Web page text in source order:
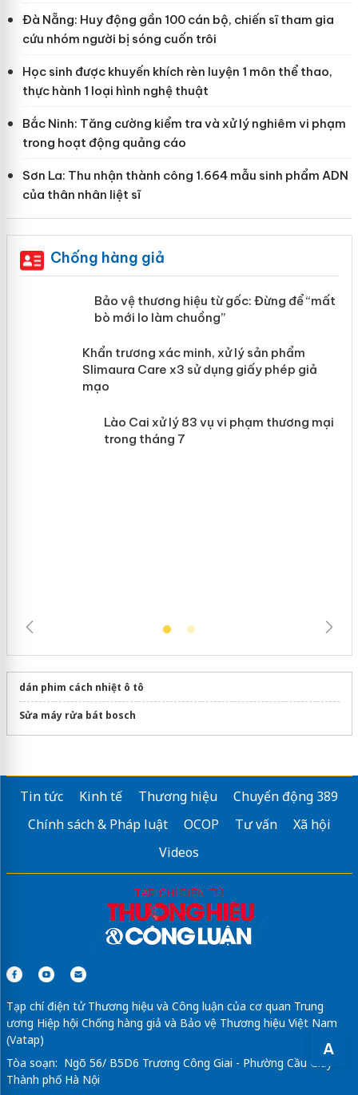
A
Đà Nẵng: Huy động gần 100 cán bộ, chiến sĩ tham gia
cứu nhóm người bị sóng cuốn trôi
Học sinh được khuyến khích rèn luyện 1 môn thể thao,
thực hành 1 loại hình nghệ thuật
Bắc Ninh: Tăng cường kiểm tra và xử lý nghiêm vi phạm
trong hoạt động quảng cáo
Sơn La: Thu nhận thành công 1.664 mẫu sinh phẩm ADN
của thân nhân liệt sĩ
Chống hàng giả
Bảo vệ thương hiệu từ gốc: Đừng để “mất
bò mới lo làm chuồng”
Khẩn trương xác minh, xử lý sản phẩm
Slimaura Care x3 sử dụng giấy phép
dán phim cách nhiệt ô tô
Sửa máy rửa bát bosch
Tin tức Kinh tế Thương hiệu
Chuyển động 389
Chính sách & Pháp luật
OCOP Tư vấn
Xã hội
Videos
Tạp chí điện tử Thương hiệu và Công luận của cơ quan Trung
ương Hiệp hội Chống hàng giả và Bảo vệ Thương hiệu Việt Nam
(Vatap)
Tòa soạn: Ngõ 56/ B5D6 Trương Công Giai - Phường Cầu Giấy -
Thành phố Hà Nội